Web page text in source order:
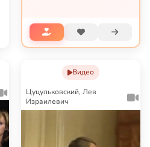
Видео
Цуцульковский, Лев
Израилевич